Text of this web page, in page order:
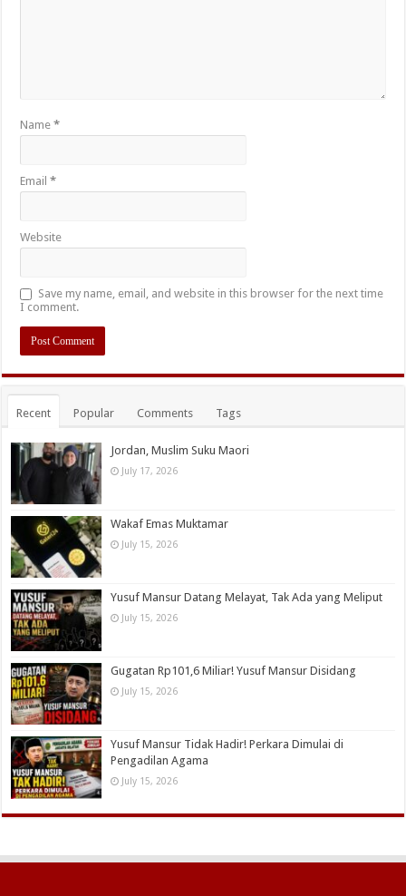
Name*
Email*
Website
Save my name, email, and website in this browser for the next time
I comment.
Recent Popular Comments Tags
Jordan, Muslim Suku Maori
July 17, 2026
Wakaf Emas Muktamar
July 15, 2026
Yusuf Mansur Datang Melayat, Tak Ada yang Meliput
July 15, 2026
Gugatan Rp101,6 Miliar! Yusuf Mansur Disidang
July 15, 2026
Yusuf Mansur Tidak Hadir! Perkara Dimulai di
Pengadilan Agama
July 15, 2026